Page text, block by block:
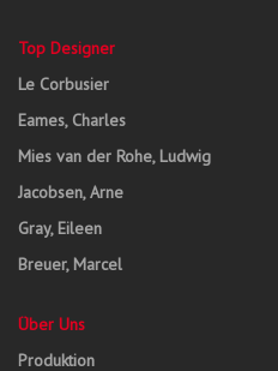
Top Designer
Le Corbusier
Eames, Charles
Mies van der Rohe, Ludwig
Jacobsen, Arne
Gray, Eileen
Breuer, Marcel
Über Uns
Produktion